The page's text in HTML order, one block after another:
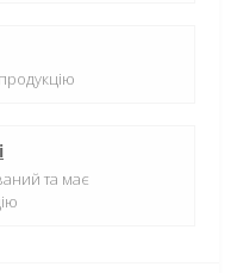
та має